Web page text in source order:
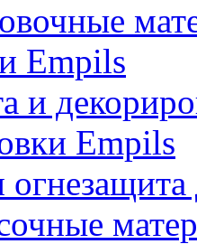
Empils
и
Empils